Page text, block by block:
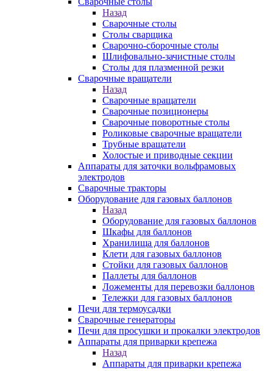
Назад
Сварочные столы
Столы сварщика
Сварочно-сборочные столы
Шлифовально-зачистные столы
Столы для плазменной резки
Сварочные вращатели
Назад
Сварочные вращатели
Сварочные позиционеры
Сварочные поворотные столы
Роликовые сварочные вращатели
Трубные вращатели
Холостые и приводные секции
Аппараты для заточки вольфрамовых
электродов
Сварочные тракторы
Оборудование для газовых баллонов
Назад
Оборудование для газовых баллонов
Шкафы для баллонов
Хранилища для баллонов
Клети для газовых баллонов
Стойки для газовых баллонов
Паллеты для баллонов
Ложементы для перевозки баллонов
Тележки для газовых баллонов
Печи для термоусадки
Сварочные генераторы
Печи для просушки и прокалки электродов
Аппараты для приварки крепежа
Назад
Аппараты для приварки крепежа